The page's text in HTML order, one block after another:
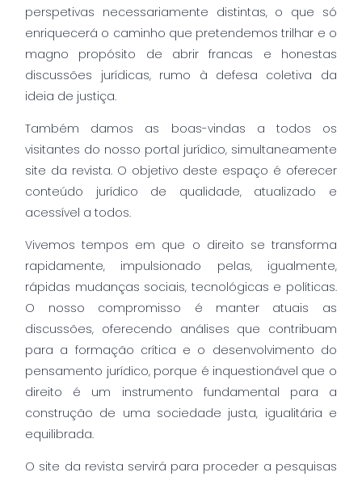
perspetivas necessariamente distintas, o que só
enriquecerá o caminho que pretendemos trilhar e o
magno propósito de abrir francas e honestas
discussões jurídicas, rumo à defesa coletiva da
ideia de justiça.
Também damos as boas-vindas a todos os
visitantes do nosso portal jurídico, simultaneamente
site da revista. O objetivo deste espaço é oferecer
conteúdo jurídico de qualidade, atualizado e
acessível a todos.
Vivemos tempos em que o direito se transforma
rapidamente, impulsionado pelas, igualmente,
rápidas mudanças sociais, tecnológicas e políticas.
O nosso compromisso é manter atuais as
discussões, oferecendo análises que contribuam
para a formação crítica e o desenvolvimento do
pensamento jurídico, porque é inquestionável que o
direito é um instrumento fundamental para a
construção de uma sociedade justa, igualitária e
equilibrada.
O site da revista servirá para proceder a pesquisas